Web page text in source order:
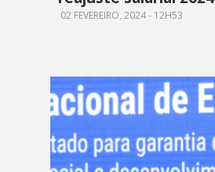
02 FEVEREIRO, 2024 - 12H53